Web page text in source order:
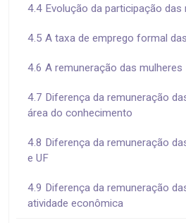
4.4 Evolução da participação das
4.5 A taxa de emprego formal
4.6 A remuneração das mulheres
4.7 Diferença da remuneração
área do conhecimento
4.8 Diferença da remuneração
e UF
4.9 Diferença da remuneração
atividade econômica